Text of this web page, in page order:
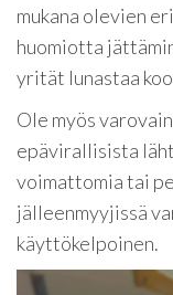
mukana olevien
huomiotta
yrität lunastaa
Ole myös
epävirallisista
voimattomia tai
jälleenmyyjissä
käyttökelpoinen.